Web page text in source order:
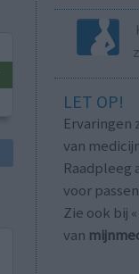
LET OP!
Ervaringen
van
voor
Zie ook bij «
van